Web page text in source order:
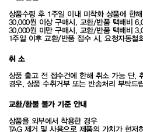
상품수령 후 1주일 이내 미착화 상품에 한
30,000원 이상 구매시, 교환/반품 택배비
30,000원 미만 구매시, 교환/반품 택배비
1주일 이후 교환/반품 접수 시, 요청자동철
취 소
상품 출고 전 접수건에 한해 취소 가능 단,
경우, 상품 수취거부 또는 반송처리 부탁드
교환/환불 불가 기준 안내
상품을 외부에서 착용한 경우
TAG 제거 및 사용으로 제품의 가치가 현저